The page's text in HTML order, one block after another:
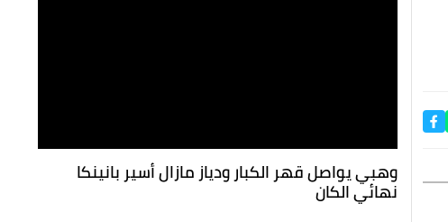
وهبي يواصل قهر الكبار ودياز مازال أسير بانينكا
نهائي الكان